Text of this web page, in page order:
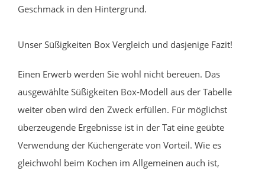
Geschmack in den Hintergrund.
Unser Süßigkeiten Box Vergleich und dasjenige Fazit!
Einen Erwerb werden Sie wohl nicht bereuen. Das
ausgewählte Süßigkeiten Box-Modell aus der Tabelle
weiter oben wird den Zweck erfüllen. Für möglichst
überzeugende Ergebnisse ist in der Tat eine geübte
Verwendung der Küchengeräte von Vorteil. Wie es
gleichwohl beim Kochen im Allgemeinen auch ist,